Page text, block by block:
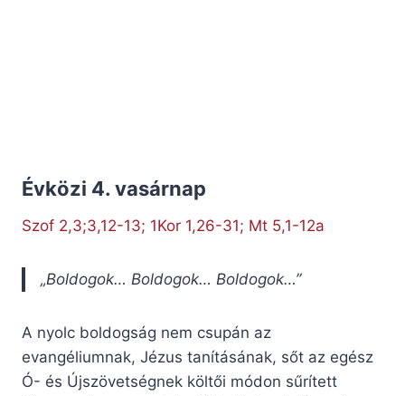
Évközi 4. vasárnap
Szof 2,3;3,12-13; 1Kor 1,26-31; Mt 5,1-12a
„Boldogok… Boldogok… Boldogok…”
A nyolc boldogság nem csupán az
evangéliumnak, Jézus tanításának, sőt az egész
Ó- és Újszövetségnek költői módon sűrített